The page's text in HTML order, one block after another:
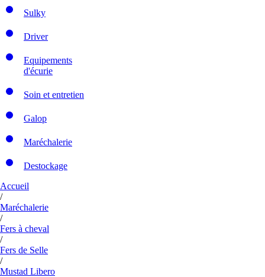
Sulky
Driver
Equipements
d'écurie
Soin et entretien
Galop
Maréchalerie
Destockage
Accueil
/
Maréchalerie
/
Fers à cheval
/
Fers de Selle
/
Mustad Libero